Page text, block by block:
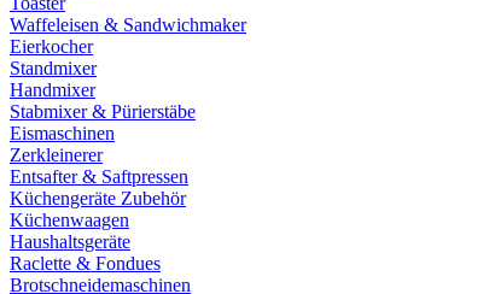
Waffeleisen & Sandwichmaker
Eierkocher
Standmixer
Handmixer
Stabmixer & Pürierstäbe
Eismaschinen
Zerkleinerer
Entsafter & Saftpressen
Küchengeräte Zubehör
Küchenwaagen
Haushaltsgeräte
Raclette & Fondues
Brotschneidemaschinen